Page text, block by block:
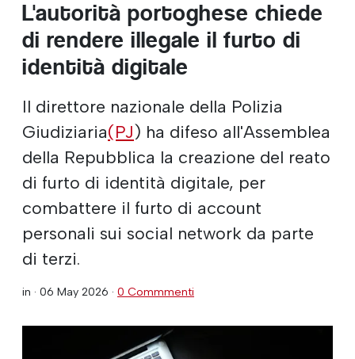
L'autorità portoghese chiede
di rendere illegale il furto di
identità digitale
Il direttore nazionale della Polizia
Giudiziaria(PJ) ha difeso all'Assemblea
della Repubblica la creazione del reato
di furto di identità digitale, per
combattere il furto di account
personali sui social network da parte
di terzi.
in · 06 May 2026 · 0 Commmenti